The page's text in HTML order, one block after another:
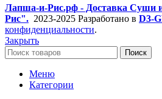
Лапша-и-Рис.рф - Доставка Суши
Рис". 2023-2025 Разработано в D3-
конфиденциальности.
Закрыть
Поиск
Меню
Категории